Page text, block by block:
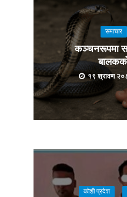
समाचार
कञ्चनरूपमा
१९ श्रावण
कोशी प्रदेश